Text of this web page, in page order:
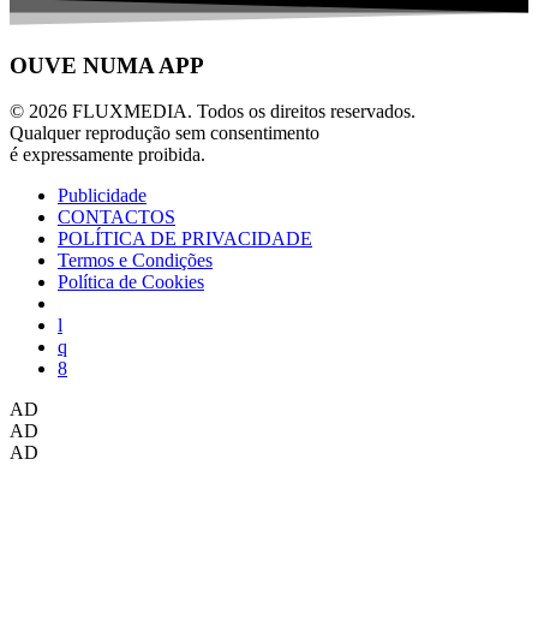
OUVE NUMA APP
© 2026 FLUXMEDIA. Todos os direitos reservados.
Qualquer reprodução sem consentimento
é expressamente proibida.
Publicidade
CONTACTOS
POLÍTICA DE PRIVACIDADE
Termos e Condições
Política de Cookies
AD
AD
AD